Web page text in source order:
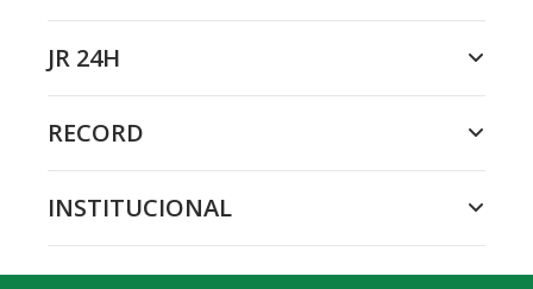
JR 24H
RECORD
INSTITUCIONAL